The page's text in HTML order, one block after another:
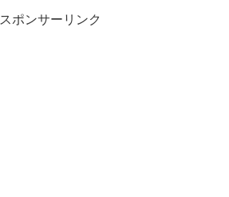
スポンサーリンク